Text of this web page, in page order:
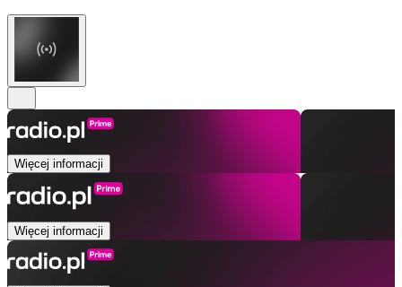
Więcej informacji
Więcej informacji